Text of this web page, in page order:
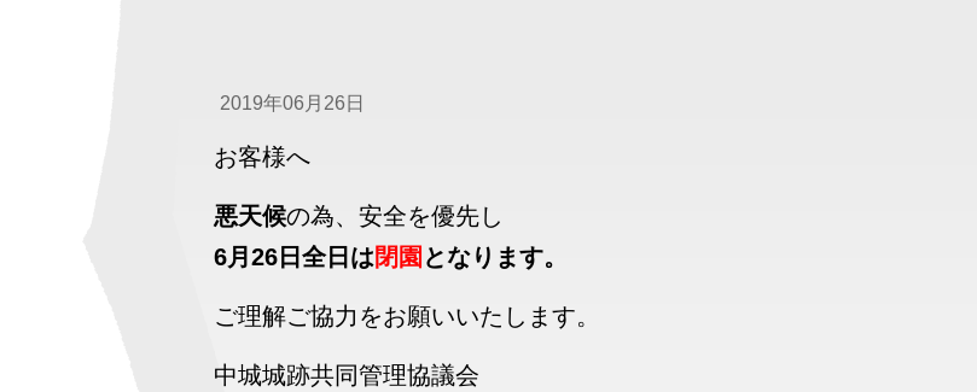
2019年06月26日
お客様へ
悪天候の為、安全を優先し
6月26日全日は閉園 となります。
ご理解ご協力をお願いいたします。
中城城跡共同管理協議会